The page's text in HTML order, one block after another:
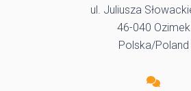
ul. Juliusza
46-040 Ozimek
Polska/Poland